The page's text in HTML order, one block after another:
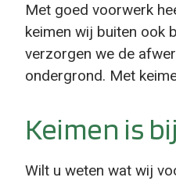
Met goed voorwerk
keimen wij buiten ook
verzorgen we de
ondergrond. Met
Keimen is
Wilt u weten wat wij